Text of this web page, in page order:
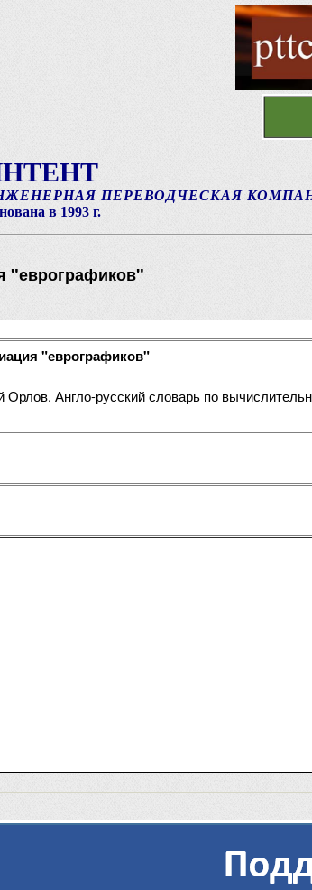
ПЕРЕВОДЧЕСКАЯ
в 1993 г.
"еврографиков"
"еврографиков"
Орлов. Англо-русский словарь по